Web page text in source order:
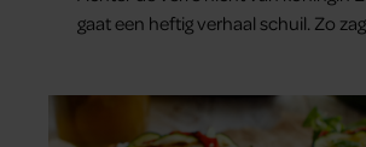
gaat een heftig verhaal schuil. Zo